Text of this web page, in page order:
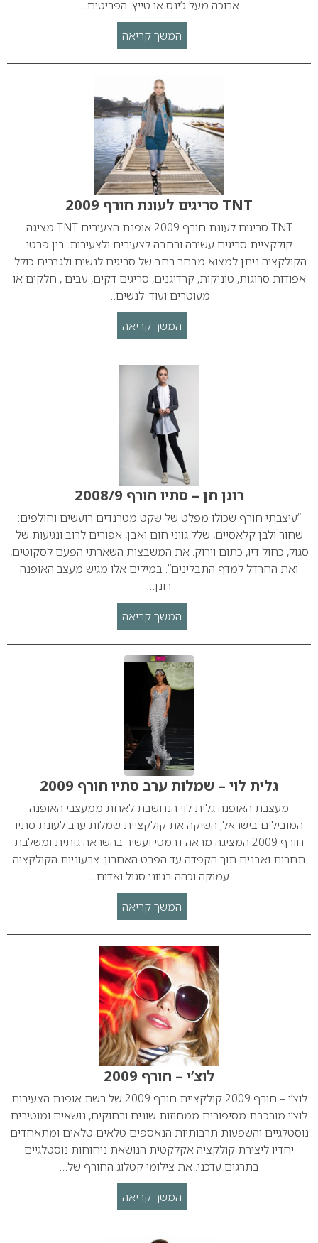
ארוכה מעל ג’ינס או טייץ. הפריטים…
המשך קריאה
TNT סריגים לעונת חורף 2009
TNT סריגים לעונת חורף 2009 אופנת הצעירים TNT מציגה
קולקציית סריגים עשירה ורחבה לצעירים ולצעירות. בין פרטי
הקולקציה ניתן למצוא מבחר רחב של סריגים לנשים ולגברים כולל:
אפודות סרוגות, טוניקות, קרדיגנים, סריגים דקים, עבים , חלקים או
מעוטרים ועוד. לנשים…
המשך קריאה
רונן חן – סתיו חורף 2008/9
“עיצבתי חורף שכולו מפלט של שקט מטרנדים רועשים וחולפים:
שחור ולבן קלאסיים, שלל גווני חום ואבן, אפורים לרוב ונגיעות של
סגול, כחול דיו, כתום וירוק. את המשבצות השארתי הפעם לסקוטים,
ואת החרדל למדף התבלינים”. במילים אלו מגיש מעצב האופנה
רונן…
המשך קריאה
גלית לוי – שמלות ערב סתיו חורף 2009
מעצבת האופנה גלית לוי הנחשבת לאחת ממעצבי האופנה
המובילים בישראל, השיקה את קולקציית שמלות ערב לעונת סתיו
חורף 2009 המציגה מראה דרמטי ועשיר בהשראה גותית ומשלבת
תחרות ואבנים תוך הקפדה עד הפרט האחרון. צבעוניות הקולקציה
עמוקה וכהה בגווני סגול ואדום…
המשך קריאה
לוצ’י – חורף 2009
לוצ’י – חורף 2009 קולקציית חורף 2009 של רשת אופנת הצעירות
לוצ’י מורכבת מסיפורים ממחוזות שונים ורחוקים, נושאים ומוטיבים
נוסטלגיים והשפעות תרבותיות הנאספים טלאים טלאים ומתאחדים
יחדיו ליצירת קולקציה אקלקטית הנושאת ניחוחות נוסטלגיים
בתרגום עדכני. את צילומי קטלוג החורף של…
המשך קריאה